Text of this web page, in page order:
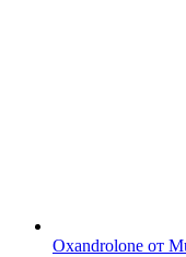
Oxandrolone от